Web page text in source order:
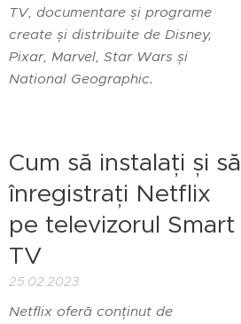
TV, documentare și programe
create și distribuite de Disney,
Pixar, Marvel, Star Wars și
National Geographic.
Cum să instalați și să
înregistrați Netflix
pe televizorul Smart
TV
25.02.2023
Netflix oferă conținut de